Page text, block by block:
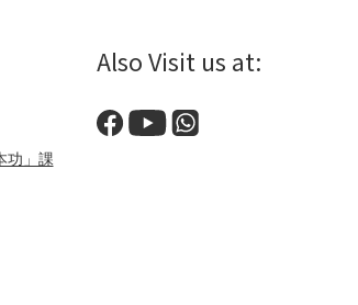
功」課
Also Visit us at: